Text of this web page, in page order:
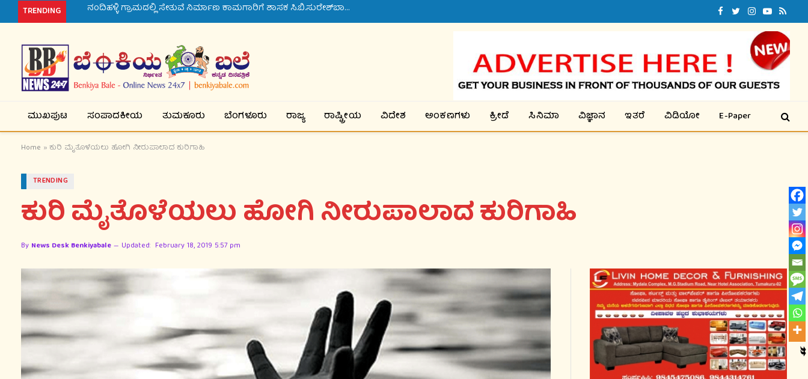
TRENDING ನಂದಿಹಳ್ಳಿ ಗ್ರಾಮದಲ್ಲಿ ಸೇತುವೆ ನಿರ್ಮಾಣ ಕಾಮಗಾರಿಗೆ ಶಾಸಕ ಸಿ.ಬಿ.ಸುರೇಶ್‌ಬಾಬು ಚಾಲನೆ
Facebook
TwitterInstagram
YouTube
RSS
ಮುಖಪುಟ ಸಂಪಾದಕೀಯ ತುಮಕೂರು ಬೆಂಗಳೂರು ರಾಜ್ಯ ರಾಷ್ಟ್ರೀಯ ವಿದೇಶ ಅಂಕಣಗಳು ಕ್ರೀಡೆ ಸಿನಿಮಾ ವಿಜ್ಞಾನ ಇತರೆ ವಿಡಿಯೋ E-Paper
Home »ಕುರಿ ಮೈತೊಳೆಯಲು ಹೋಗಿ ನೀರುಪಾಲಾದ ಕುರಿಗಾಹಿ
TRENDING
ಕುರಿ ಮೈತೊಳೆಯಲು ಹೋಗಿ ನೀರುಪಾಲಾದ ಕುರಿಗಾಹಿ
By News Desk Benkiyabale Updated: February 18, 2019 5:57 pm